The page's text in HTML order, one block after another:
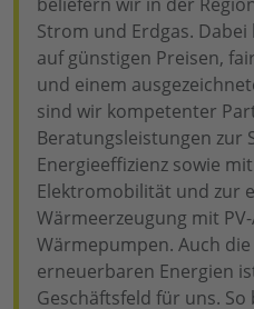
Strom und Erdgas.
auf günstigen Preisen,
und einem
sind wir kompetenter
Beratungsleistungen zur
Energieeffizienz sowie
Elektromobilität und zur
Wärmeerzeugung mit
Wärmepumpen. Auch
erneuerbaren Energien
Geschäftsfeld für uns.